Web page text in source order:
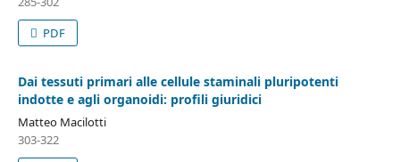
PDF
Dai tessuti primari alle cellule staminali pluripotenti
indotte e agli organoidi: profili giuridici
Matteo Macilotti
303-322